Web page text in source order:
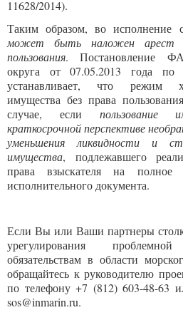
11628/2014).
Таким образом, во исполнение
может быть наложен арест
пользования. Постановление
округа от 07.05.2013 года по
устанавливает, что режим
имущества без права
случае, если
краткосрочной перспективе
уменьшения ликвидности и
имущества, подлежавшего
права взыскателя на полное
исполнительного документа.
Если Вы или Ваши партнеры
урегулирования
обязательствам в области
обращайтесь к руководителю
по телефону +7 (812) 603-48-63
sos@inmarin.ru.